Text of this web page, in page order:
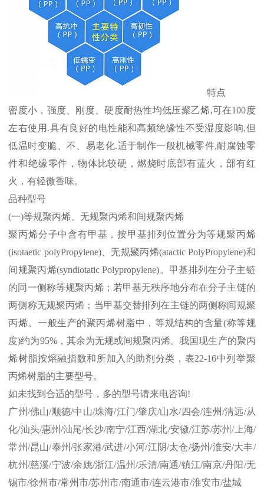
特点
密度小，强度、刚度、硬度耐热性均低压聚乙烯,可在100度
左右使用 .具有良好的电性能和高频绝缘性不受湿度影响,但
低温时变脆、不、易老化.适于制作一般机械零件,耐腐蚀零
件和绝缘零件，物体比较硬，燃烧时底部有蓝火，部有红
火，有轻微香味。
品种型号
(一)等规聚丙烯、无规聚丙烯和间规聚丙烯
聚丙烯分子中含有甲基，按甲基排列位置分为等规聚丙烯
(isotaetic polyPropylene)、无规聚丙烯(atactic PolyPropylene)和
间规聚丙烯(syndiotatic Polypropylene)。甲基排列在分子主链
的同一侧称等规聚丙烯；若甲基无秩序地分布在分子主链的
两侧称无规聚丙烯；当甲基交替排列在主链的两侧称间规聚
丙烯。一般生产的聚丙烯树脂中，等规结构的含量(称等规
度)约为95%，其余为无规或间规聚丙烯。我国现生产的聚丙
烯树脂按熔融指数和所加入的助剂分类，表22-16中列举聚
丙烯树脂的主要型号。
如未找到合适的型号，多的型号请来电咨询!
广州/佛山/顺德/中山/珠海/江门/肇庆/山水/四会/连州/清远/从
化/汕头/惠州/汕尾/长沙/南宁/江西/湖北/安徽/江苏/苏州/上海/
常州/昆山/泰州/张家港/武进/小河/江阴/太仓/扬州/淮安/大丰/
杭州/慈溪/宁波/余姚/浙江/温州/乐清/南通/镇江/南京/丹阳 /无
锡市/徐州市/常州市/苏州市/南通市/连云港市/淮安市/盐城